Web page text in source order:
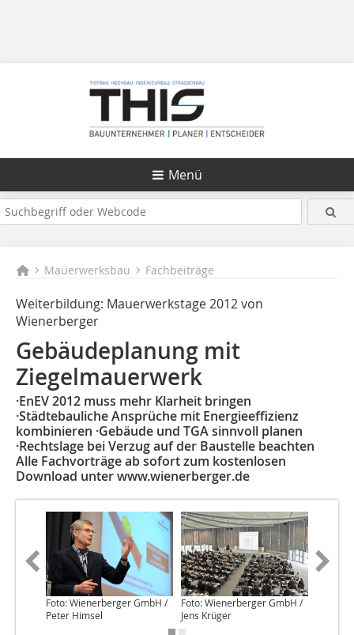
Menü
Mauerwerksbau Fachbeiträge
Weiterbildung: Mauerwerkstage 2012 von
Wienerberger
Gebäudeplanung mit
Ziegelmauerwerk
·EnEV 2012 muss mehr Klarheit bringen
·Städtebauliche Ansprüche mit Energieeffizienz
kombinieren ·Gebäude und TGA sinnvoll planen
·Rechtslage bei Verzug auf der Baustelle beachten
Alle Fachvorträge ab sofort zum kostenlosen
Download unter www.wienerberger.de
Foto: Wienerberger GmbH /
Peter Himsel
Foto: Wienerberger GmbH /
Jens Krüger